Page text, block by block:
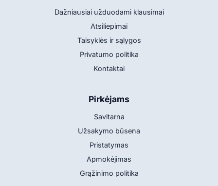
Dažniausiai užduodami klausimai
Atsiliepimai
Taisyklės ir sąlygos
Privatumo politika
Kontaktai
Pirkėjams
Savitarna
Užsakymo būsena
Pristatymas
Apmokėjimas
Grąžinimo politika